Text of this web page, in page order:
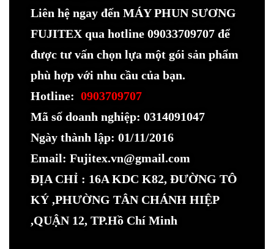
Liên hệ ngay đến MÁY PHUN SƯƠNG
FUJITEX qua hotline 09033709707 để
được tư vấn chọn lựa một gói sản phẩm
phù hợp với nhu cầu của bạn.
Hotline: 0903709707
Mã số doanh nghiệp: 0314091047
Ngày thành lập: 01/11/2016
Email: Fujitex.vn@gmail.com
ĐỊA CHỈ : 16A KDC K82, ĐƯỜNG TÔ
KÝ ,PHƯỜNG TÂN CHÁNH HIỆP
,QUẬN 12, TP.Hồ Chí Minh